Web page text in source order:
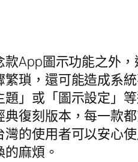
App圖示功能之外
瑣，還可能造成系
」或「圖示設定」
復刻版本，每一款
的使用者可以安心
麻煩。